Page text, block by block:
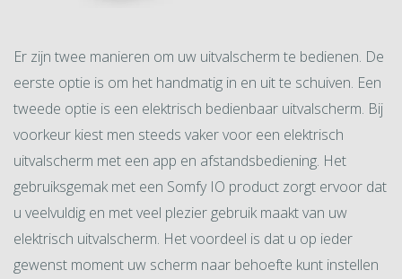
Er zijn twee manieren om uw uitvalscherm te bedienen. De
eerste optie is om het handmatig in en uit te schuiven. Een
tweede optie is een elektrisch bedienbaar uitvalscherm. Bij
voorkeur kiest men steeds vaker voor een elektrisch
uitvalscherm met een app en afstandsbediening. Het
gebruiksgemak met een Somfy IO product zorgt ervoor dat
u veelvuldig en met veel plezier gebruik maakt van uw
elektrisch uitvalscherm. Het voordeel is dat u op ieder
gewenst moment uw scherm naar behoefte kunt instellen